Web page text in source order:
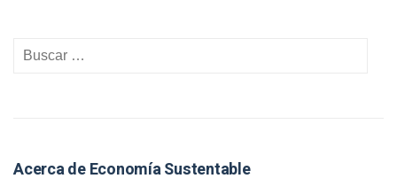
Acerca de Economía Sustentable